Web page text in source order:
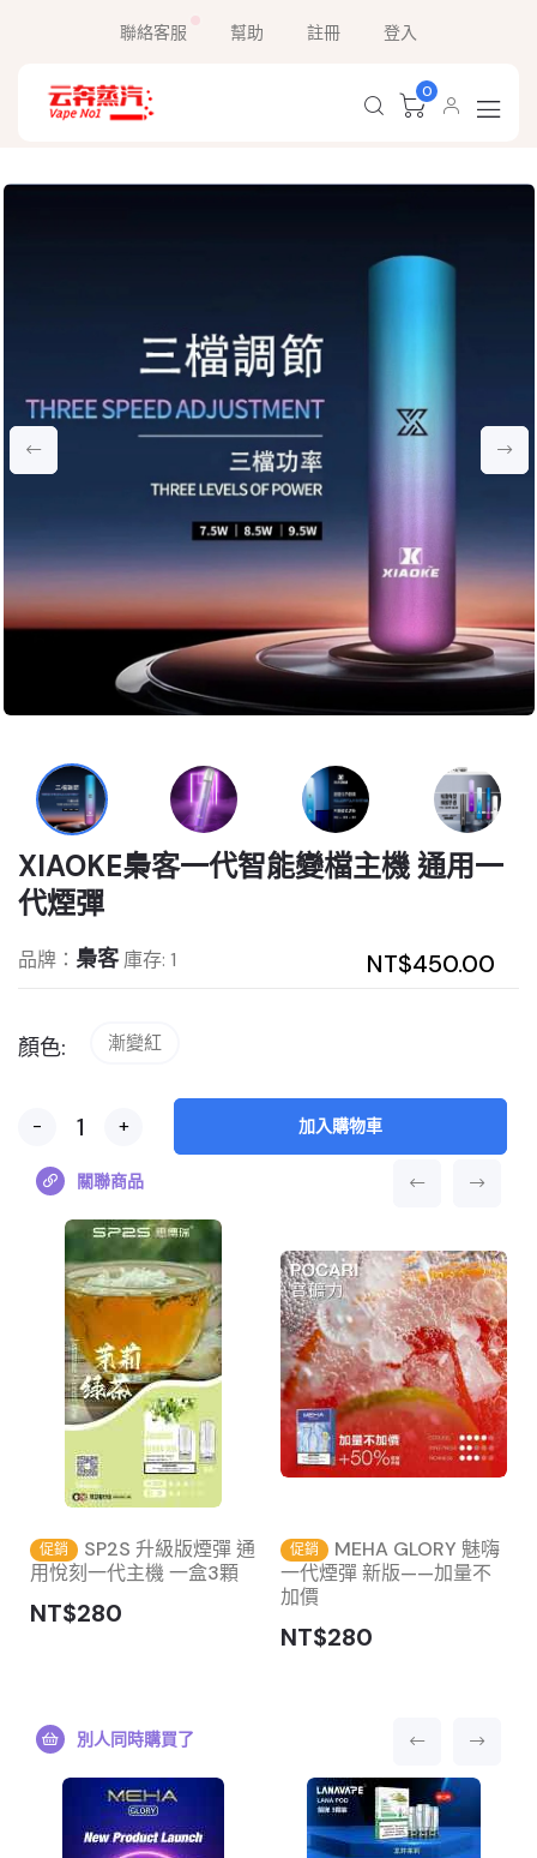
聯絡客服 幫助 註冊 登入
0
XIAOKE梟客一代智能變檔主機 通用一
代煙彈
品牌： 梟客 NT$450.00
庫存: 1
顏色: 漸變紅
- + 加入購物車
關聯商品
促銷
SP2S 升級版煙彈 通
用悅刻一代主機 一盒3顆
NT$280
促銷
MEHA GLORY 魅嗨
一代煙彈 新版——加量不
加價
NT$280
別人同時購買了